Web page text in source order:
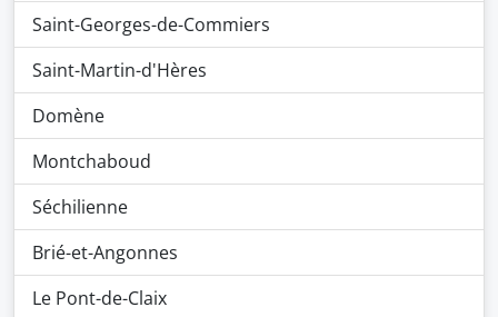
Saint-Georges-de-Commiers
Saint-Martin-d'Hères
Domène
Montchaboud
Séchilienne
Brié-et-Angonnes
Le Pont-de-Claix